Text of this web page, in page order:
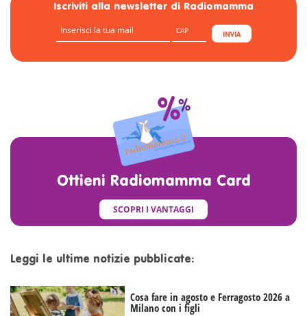
Iscriviti alla newsletter di Radiomamma
INVIA
Ottieni Radiomamma Card
SCOPRI I VANTAGGI
Leggi le ultime notizie pubblicate:
Cosa fare in agosto e Ferragosto 2026 a
Milano con i figli